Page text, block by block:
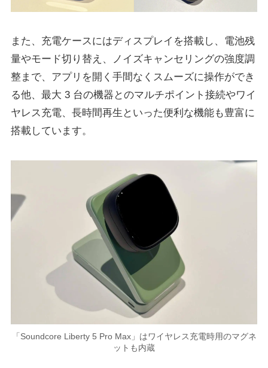
また、充電ケースにはディスプレイを搭載し、電池残
量やモード切り替え、ノイズキャンセリングの強度調
整まで、アプリを開く⼿間なくスムーズに操作ができ
る他、最⼤ 3 台の機器とのマルチポイント接続やワイ
ヤレス充電、⻑時間再⽣といった便利な機能も豊富に
搭載しています。
「Soundcore Liberty 5 Pro Max」はワイヤレス充電時用のマグネ
ットも内蔵